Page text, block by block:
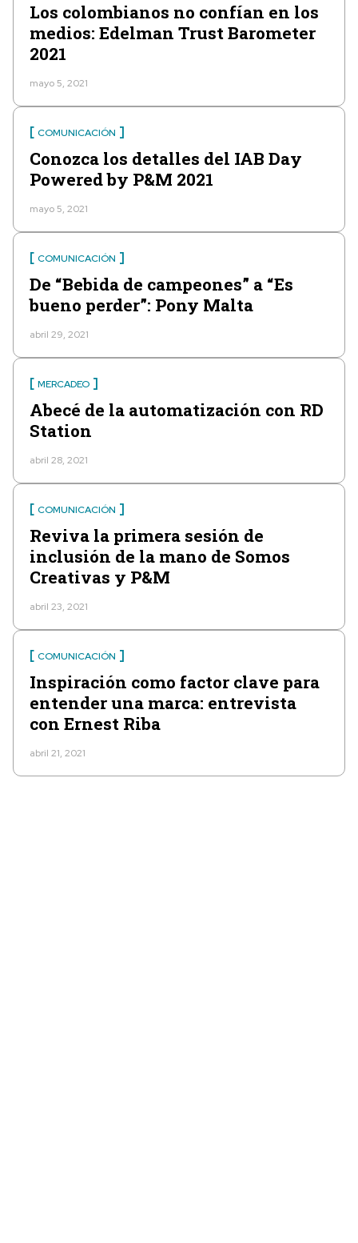
Los colombianos no confían en los
medios: Edelman Trust Barometer
2021
mayo 5, 2021
COMUNICACIÓN
Conozca los detalles del IAB Day
Powered by P&M 2021
mayo 5, 2021
COMUNICACIÓN
De “Bebida de campeones” a “Es
bueno perder”: Pony Malta
abril 29, 2021
MERCADEO
Abecé de la automatización con RD
Station
abril 28, 2021
COMUNICACIÓN
Reviva la primera sesión de
inclusión de la mano de Somos
Creativas y P&M
abril 23, 2021
COMUNICACIÓN
Inspiración como factor clave para
entender una marca: entrevista
con Ernest Riba
abril 21, 2021